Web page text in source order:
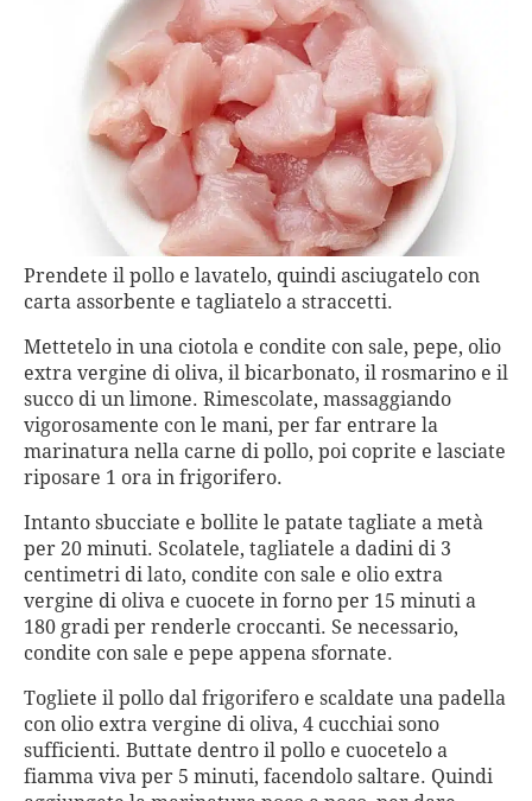
Prendete il pollo e lavatelo, quindi asciugatelo con
carta assorbente e tagliatelo a straccetti.
Mettetelo in una ciotola e condite con sale, pepe, olio
extra vergine di oliva, il bicarbonato, il rosmarino e il
succo di un limone. Rimescolate, massaggiando
vigorosamente con le mani, per far entrare la
marinatura nella carne di pollo, poi coprite e lasciate
riposare 1 ora in frigorifero.
Intanto sbucciate e bollite le patate tagliate a metà
per 20 minuti. Scolatele, tagliatele a dadini di 3
centimetri di lato, condite con sale e olio extra
vergine di oliva e cuocete in forno per 15 minuti a
180 gradi per renderle croccanti. Se necessario,
condite con sale e pepe appena sfornate.
Togliete il pollo dal frigorifero e scaldate una padella
con olio extra vergine di oliva, 4 cucchiai sono
sufficienti. Buttate dentro il pollo e cuocetelo a
fiamma viva per 5 minuti, facendolo saltare. Quindi